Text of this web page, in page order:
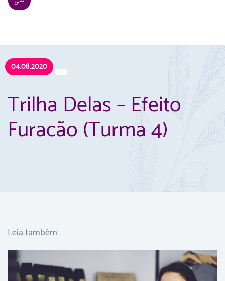
04.08.2020
Trilha Delas – Efeito
Furacão (Turma 4)
Leia também